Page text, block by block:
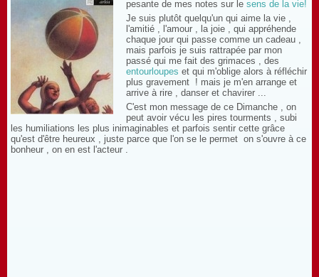
pesante de mes notes sur lesens de la vie!
Je suis plutôt quelqu'un qui aime la vie ,
l'amitié , l'amour , la joie , qui appréhende
chaque jour qui passe comme un cadeau ,
mais parfois je suis rattrapée par mon
passé qui me fait des grimaces , des
entourloupes et qui m'oblige alors à réfléchir
plus gravement ! mais je m'en arrange et
arrive à rire , danser et chavirer ...
C'est mon message de ce Dimanche , on
peut avoir vécu les pires tourments , subi
les humiliations les plus inimaginables et parfois sentir cette grâce
qu'est d'être heureux , juste parce que l'on se le permet on s'ouvre à ce
bonheur , on en est l'acteur .